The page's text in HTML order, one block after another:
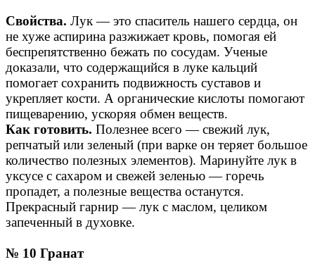
Свойства. Лук — это спаситель нашего сердца, он
не хуже аспирина разжижает кровь, помогая ей
беспрепятственно бежать по сосудам. Ученые
доказали, что содержащийся в луке кальций
помогает сохранить подвижность суставов и
укрепляет кости. А органические кислоты помогают
пищеварению, ускоряя обмен веществ.
Как готовить. Полезнее всего — свежий лук,
репчатый или зеленый (при варке он теряет большое
количество полезных элементов). Маринуйте лук в
уксусе с сахаром и свежей зеленью — горечь
пропадет, а полезные вещества останутся.
Прекрасный гарнир — лук с маслом, целиком
запеченный в духовке.
№ 10 Гранат